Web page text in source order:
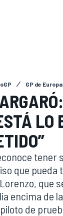
GP de Europa
LO
tener
que pueda
que
encima de
de